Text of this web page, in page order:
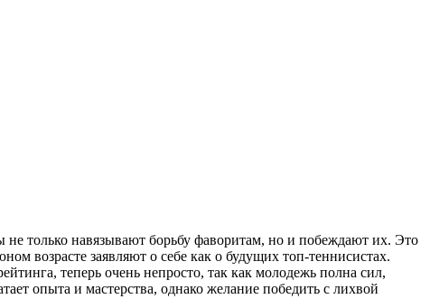
только навязывают борьбу фаворитам, но и побеждают их. Это
возрасте заявляют о себе как о будущих топ-теннисистах.
теперь очень непросто, так как молодежь полна сил,
опыта и мастерства, однако желание победить с лихвой